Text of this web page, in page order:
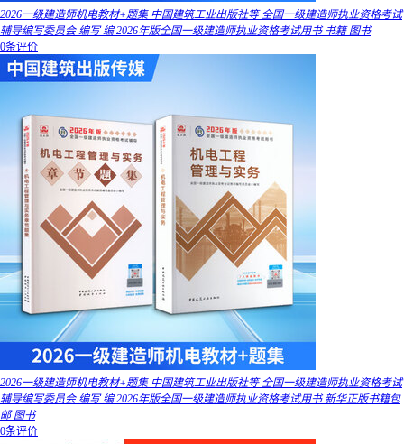
2026一级建造师机电教材+题集 中国建筑工业出版社等 全国一级建造师执业资格考试
辅导编写委员会 编写 编 2026年版全国一级建造师执业资格考试用书 书籍 图书
0条评价
2026一级建造师机电教材+题集 中国建筑工业出版社等 全国一级建造师执业资格考试
辅导编写委员会 编写 编 2026年版全国一级建造师执业资格考试用书 新华正版书籍包
邮 图书
0条评价